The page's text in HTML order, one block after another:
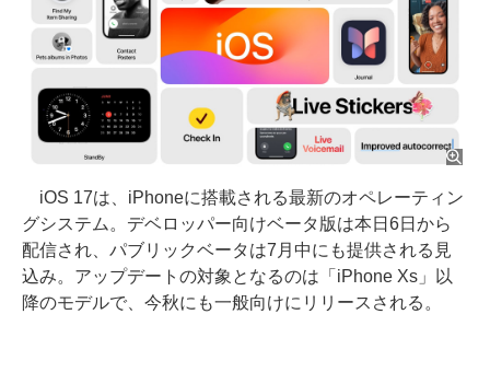
iOS 17は、iPhoneに搭載される最新のオペレーティン
グシステム。デベロッパー向けベータ版は本日6日から
配信され、パブリックベータは7月中にも提供される見
込み。アップデートの対象となるのは「iPhone Xs」以
降のモデルで、今秋にも一般向けにリリースされる。